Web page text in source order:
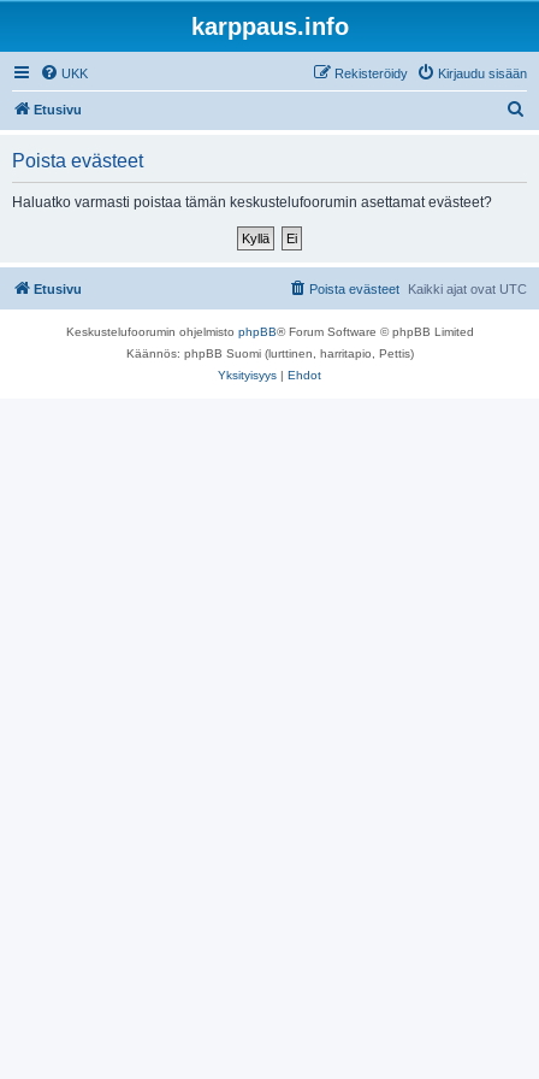
karppaus.info
UKK Kirjaudu sisään
Rekisteröidy
Etusivu
Poista evästeet
Haluatko varmasti poistaa tämän keskustelufoorumin asettamat evästeet?
Etusivu Kaikki ajat ovat UTC
Poista evästeet
Keskustelufoorumin ohjelmisto phpBB® Forum Software © phpBB Limited
Käännös: phpBB Suomi (lurttinen, harritapio, Pettis)
Yksityisyys | Ehdot